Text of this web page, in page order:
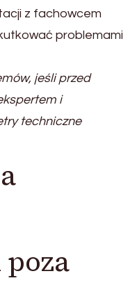
z fachowcem
problemami
jeśli przed
i
techniczne